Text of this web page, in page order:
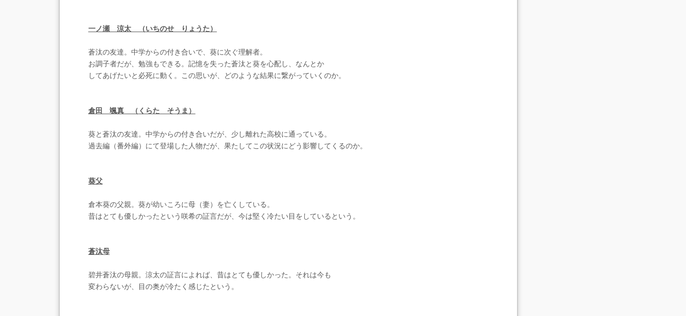
一ノ瀬 涼太 （いちのせ りょうた）
蒼汰の友達。中学からの付き合いで、葵に次ぐ理解者。
お調子者だが、勉強もできる。記憶を失った蒼汰と葵を心配し、なんとか
してあげたいと必死に動く。この思いが、どのような結果に繋がっていくのか。
倉田 颯真 （くらた そうま）
葵と蒼汰の友達。中学からの付き合いだが、少し離れた高校に通っている。
過去編（番外編）にて登場した人物だが、果たしてこの状況にどう影響してくるのか。
葵父
倉本葵の父親。葵が幼いころに母（妻）を亡くしている。
昔はとても優しかったという咲希の証言だが、今は堅く冷たい目をしているという。
蒼汰母
碧井蒼汰の母親。涼太の証言によれば、昔はとても優しかった。それは今も
変わらないが、目の奥が冷たく感じたという。